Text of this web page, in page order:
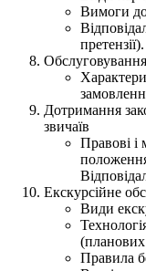
Вимоги до
претензії).
Дотримання
звичаїв
Правові і
Екскурсійне
Види
(планових
Правила